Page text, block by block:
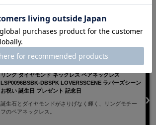
【即日発送】【選べる誕生石】ペア ネックレス シルバー
リング ダイヤモンド ネックレス ペアネックレス
LSP0096BSBK-DBSPK LOVERSSCENE ラバーズシーン
お祝い 誕生日 プレゼント 記念日
誕生石とダイヤモンドがさりげなく輝く、リングモチー
フのペアネックレス。